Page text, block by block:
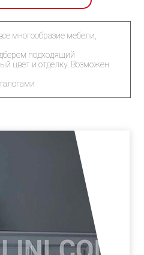
многообразие мебели,
подходящий
цвет и отделку. Возможен